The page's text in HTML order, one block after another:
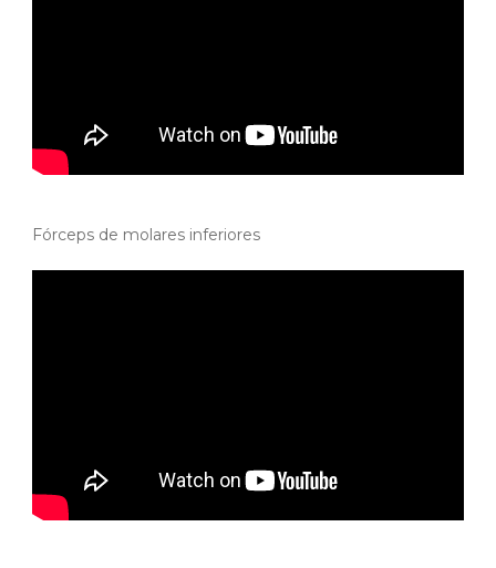
Fórceps de molares inferiores